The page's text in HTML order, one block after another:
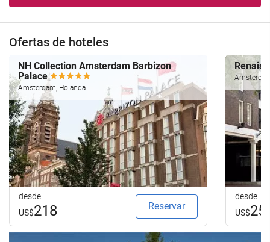
Ofertas de hoteles
NH Collection Amsterdam Barbizon
Palace
Amsterdam, Holanda
desde
US$218 Reservar
desde
US$